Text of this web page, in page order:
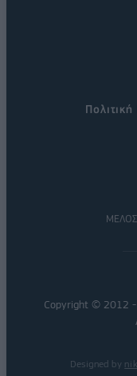
Copyright © 2012
Designed by